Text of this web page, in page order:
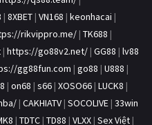
| 8XBET | VN168 | keonhacai |
rikvippro.me/ | TK688 |
| https://go88v2.net/ | GG88 | lv88
gg88fun.com | go88 | U888 |
| on68 | s66 | XOSO66 | LUCK8 |
| CAKHIATV | SOCOLIVE | 33win
| TDTC | TD88 | VLXX | Sex Việt |